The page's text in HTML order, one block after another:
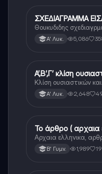
Αρχαία Ελληνικά
ΣΧΕΔΙΑΓΡΑΜΜΑ
Θουκυδιδης
Α' Λυκ. 5,086
Αρχαία Ελληνικά
Α’,Β’,Γ’ κλίση
Κλίση ουσιαστικών
Α' Λυκ. 2,648
Αρχαία Ελληνικά
Το άρθρο ( αρχαια
Αρχαια ελληνικα,
Β' Γυμν. 1,989 19